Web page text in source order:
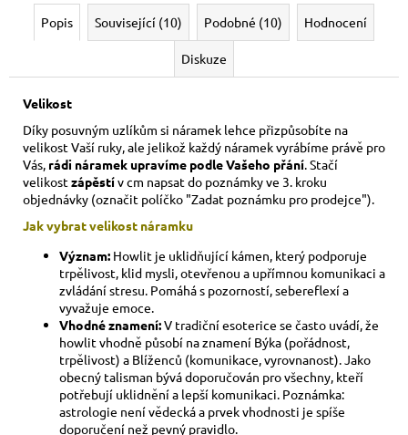
Popis Související (10) Podobné (10) Hodnocení
Diskuze
Velikost
Díky posuvným uzlíkům si náramek lehce přizpůsobíte na
velikost Vaší ruky, ale jelikož každý náramek vyrábíme právě pro
Vás, rádi náramek upravíme podle Vašeho přání . Stačí
velikostzápěstív cm napsat do poznámky ve 3. kroku
objednávky (označit políčko "Zadat poznámku pro prodejce").
Jak vybrat velikost náramku
Význam: Howlit je uklidňující kámen, který podporuje
trpělivost, klid mysli, otevřenou a upřímnou komunikaci a
zvládání stresu. Pomáhá s pozorností, sebereflexí a
vyvažuje emoce.
Vhodné znamení:V tradiční esoterice se často uvádí, že
howlit vhodně působí na znamení Býka (pořádnost,
trpělivost) a Blíženců (komunikace, vyrovnanost). Jako
obecný talisman bývá doporučován pro všechny, kteří
potřebují uklidnění a lepší komunikaci. Poznámka:
astrologie není vědecká a prvek vhodnosti je spíše
doporučení než pevný pravidlo.